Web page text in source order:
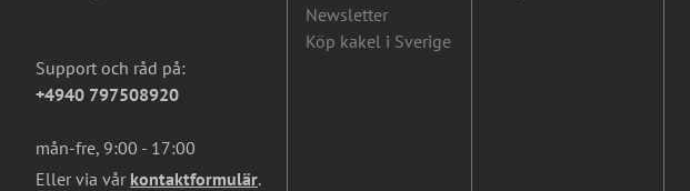
Support och råd på:
+4940 797508920
mån-fre, 9:00 - 17:00
Eller via vår kontaktformulär.
Newsletter
Köp kakel i Sverige